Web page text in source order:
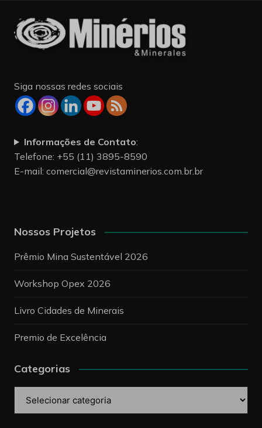
Siga nossas redes sociais
Informações de Contato:
Telefone: +55 (11) 3895-8590
E-mail: comercial@revistaminerios.com.br.br
Nossos Projetos
Prêmio Mina Sustentável 2026
Workshop Opex 2026
Livro Cidades de Minerais
Premio de Excelência
Categorias